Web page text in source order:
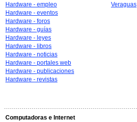
Hardware - empleo
Hardware - eventos
Hardware - foros
Hardware - guías
Hardware - leyes
Hardware - libros
Hardware - noticias
Hardware - portales web
Hardware - publicaciones
Hardware - revistas
Veraguas
Computadoras e Internet